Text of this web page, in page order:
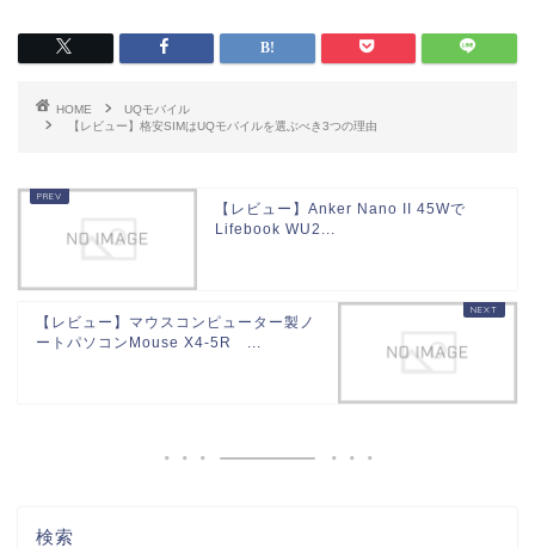
HOME
UQモバイル
【レビュー】格安SIMはUQモバイルを選ぶべき3つの理由
【レビュー】Anker Nano II 45Wで
Lifebook WU2...
【レビュー】マウスコンピューター製ノ
ートパソコンMouse X4-5R ...
検索